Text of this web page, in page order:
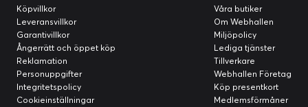
Köpvillkor
Leveransvillkor
Garantivillkor
Ångerrätt och öppet köp
Reklamation
Personuppgifter
Integritetspolicy
Cookieinställningar
Våra butiker
Om Webhallen
Miljöpolicy
Lediga tjänster
Tillverkare
Webhallen Företag
Köp presentkort
Medlemsförmåner